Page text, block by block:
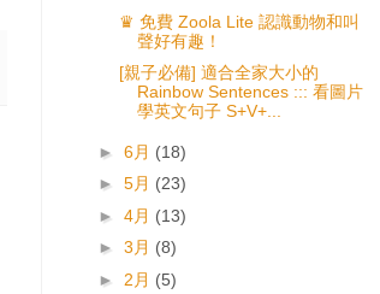
♛ 免費 Zoola Lite 認識動物和叫
聲好有趣！
[親子必備] 適合全家大小的
Rainbow Sentences ::: 看圖片
學英文句子 S+V+...
► 6月 (18)
► 5月 (23)
► 4月 (13)
► 3月 (8)
► 2月 (5)